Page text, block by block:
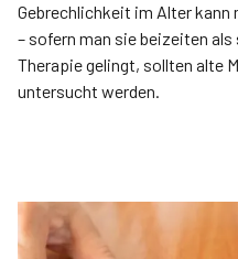
Gebrechlichkeit im Alter
– sofern man sie beizeiten
Therapie gelingt, sollten alte
untersucht werden.